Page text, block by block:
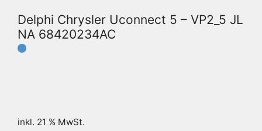
Delphi Chrysler Uconnect 5 – VP2_5 JL
NA 68420234AC
inkl. 21 % MwSt.